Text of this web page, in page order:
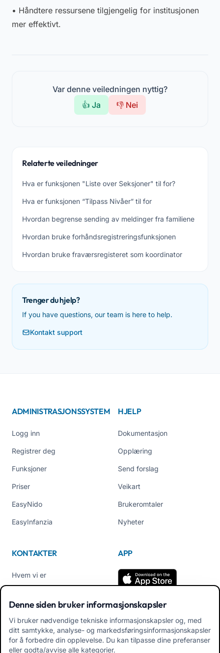
• Håndtere ressursene tilgjengelig for institusjonen
mer effektivt.
Var denne veiledningen nyttig?
👍 Ja
👎 Nei
Relaterte veiledninger
Hva er funksjonen "Liste over Seksjoner" til for?
Hva er funksjonen “Tilpass Nivåer” til for
Hvordan begrense sending av meldinger fra familiene
Hvordan bruke forhåndsregistreringsfunksjonen
Hvordan bruke fraværsregisteret som koordinator
Trenger du hjelp?
If you have questions, our team is here to help.
Kontakt support
ADMINISTRASJONSSYSTEM
Logg inn
Registrer deg
Funksjoner
Priser
EasyNido
EasyInfanzia
HJELP
Dokumentasjon
Opplæring
Send forslag
Veikart
Brukeromtaler
Nyheter
KONTAKTER
Hvem vi er
Tel +39 02 84152514
APP
Last ned APK App for
familier
Denne siden bruker informasjonskapsler
Vi bruker nødvendige tekniske informasjonskapsler og, med
ditt samtykke, analyse- og markedsføringsinformasjonskapsler
for å forbedre din opplevelse. Du kan tilpasse dine preferanser
eller godta/avvise alle kategorier.